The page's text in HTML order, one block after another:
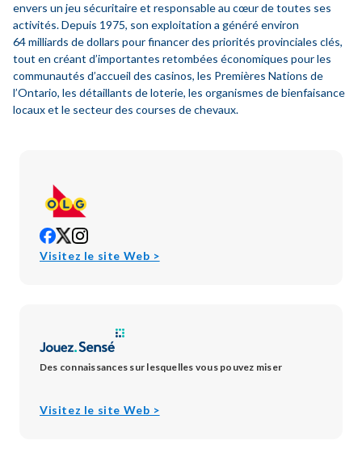
envers un jeu sécuritaire et responsable au cœur de toutes ses
activités. Depuis 1975, son exploitation a généré environ
64 milliards de dollars pour financer des priorités provinciales clés,
tout en créant d’importantes retombées économiques pour les
communautés d’accueil des casinos, les Premières Nations de
l’Ontario, les détaillants de loterie, les organismes de bienfaisance
locaux et le secteur des courses de chevaux.
opens
in
opens
in
opens
in
Visitez le site Web >opens
Des connaissances sur lesquelles vous pouvez miser
Visitez le site Web >opens